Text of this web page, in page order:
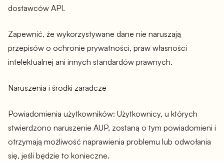
dostawców API.
Zapewnić, że wykorzystywane dane nie naruszają
przepisów o ochronie prywatności, praw własności
intelektualnej ani innych standardów prawnych.
Naruszenia i środki zaradcze
Powiadomienia użytkowników: Użytkownicy, u których
stwierdzono naruszenie AUP, zostaną o tym powiadomieni i
otrzymają możliwość naprawienia problemu lub odwołania
się, jeśli będzie to konieczne.